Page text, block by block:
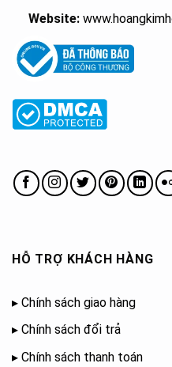
Website:
HỖ TRỢ KHÁCH HÀNG
▸ Chính sách giao hàng
▸ Chính sách đổi trả
▸ Chính sách thanh toán